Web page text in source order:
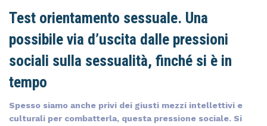
Test orientamento sessuale. Una
possibile via d’uscita dalle pressioni
sociali sulla sessualità, finché si è in
tempo
Spesso siamo anche privi dei giusti mezzi intellettivi e
culturali per combatterla, questa pressione sociale. Si